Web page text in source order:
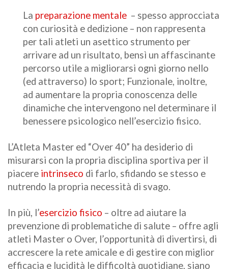
La preparazione mentale – spesso approcciata
con curiosità e dedizione – non rappresenta
per tali atleti un asettico strumento per
arrivare ad un risultato, bensì un affascinante
percorso utile a migliorarsi ogni giorno nello
(ed attraverso) lo sport; Funzionale, inoltre,
ad aumentare la propria conoscenza delle
dinamiche che intervengono nel determinare il
benessere psicologico nell’esercizio fisico.
L’Atleta Master ed “Over 40” ha desiderio di
misurarsi con la propria disciplina sportiva per il
piacere intrinseco di farlo, sfidando se stesso e
nutrendo la propria necessità di svago.
In più, l’esercizio fisico – oltre ad aiutare la
prevenzione di problematiche di salute – offre agli
atleti Master o Over, l’opportunità di divertirsi, di
accrescere la rete amicale e di gestire con miglior
efficacia e lucidità le difficoltà quotidiane, siano